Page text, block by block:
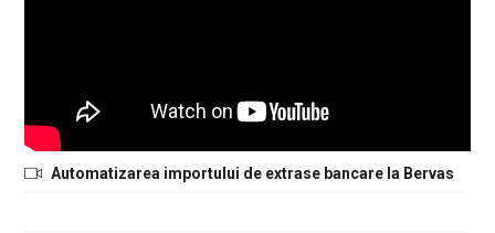
Automatizarea importului de extrase bancare la Bervas